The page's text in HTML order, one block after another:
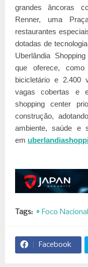
grandes âncoras
Renner, uma
restaurantes
dotadas de
Uberlândia
que oferece,
bicicletário e 2.400
vagas cobertas e
shopping center
construção,
ambiente, saúde e
em
Tags: # Foco Nacional
Facebook